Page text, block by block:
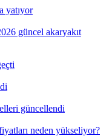
yatıyor
güncel akaryakıt
güncellendi
neden yükseliyor?